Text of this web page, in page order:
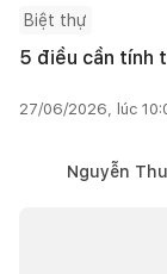
Biệt thự
5 điều cần tính
27/06/2026, lúc
Nguyễn